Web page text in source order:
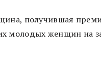
получившая
молодых женщин на